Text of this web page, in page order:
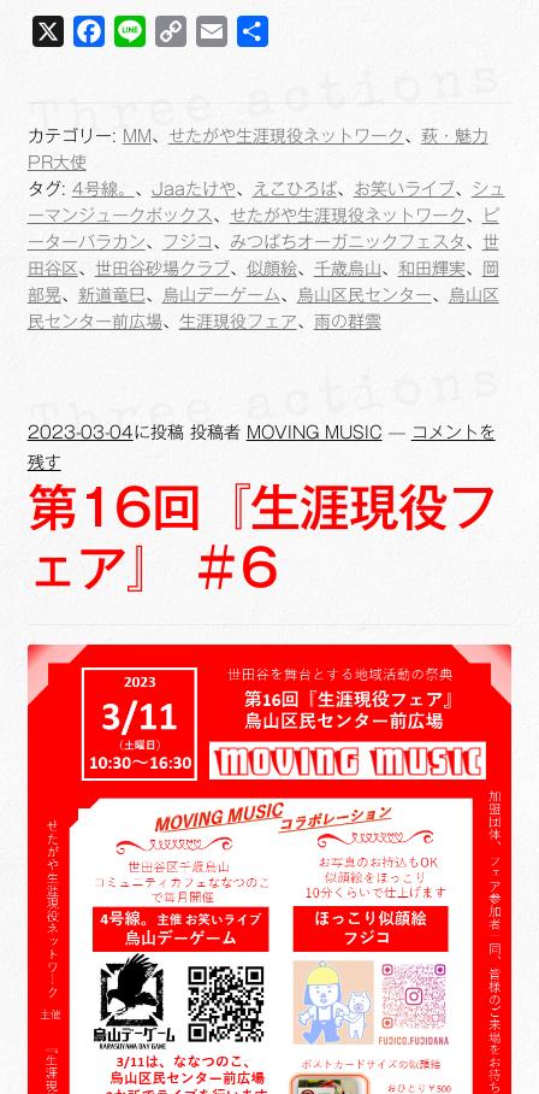
X
o
o
k
e
y
i
n
k
i
カテゴリー: MM 、 せたがや生涯現役ネットワーク 、 萩・魅力
PR大使
タグ: 4号線。 、 Jaaたけや、 えこひろば、 お笑いライブ、 シュ
ーマンジュークボックス、 せたがや生涯現役ネットワーク 、
ピ
ーターバラカン、 フジコ 、 みつばちオーガニックフェスタ 、 世
田谷区、 世田谷砂場クラブ、 似顔絵、 千歳烏山、 和田輝実、
岡
部晃、 新道竜巳、 烏山デーゲーム、 烏山区民センター、 烏山区
民センター前広場、 生涯現役フェア、 雨の群雲
2023-03-04に投稿 投稿者 MOVING MUSIC — コメントを
残す
第16回『生涯現役フ
ェア』 ＃6